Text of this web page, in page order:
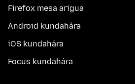
Firefox mesa arigua
Android kundahára
iOS kundahára
Focus kundahára